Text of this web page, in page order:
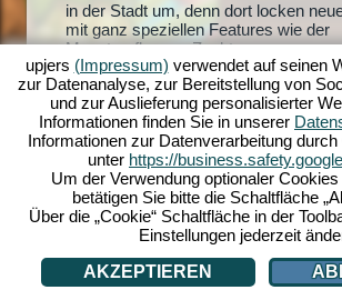
auch
in der Stadt um, denn dort locken
mit ganz speziellen Features wie der
Monsterpflanzen-Zucht...
upjers (Impressum) verwendet auf seinen
zur Datenanalyse, zur Bereitstellung von
und zur Auslieferung personalisierter
Informationen finden Sie in unserer
Informationen zur Datenverarbeitung
unter https://
Um der Verwendung optionaler
betätigen Sie bitte die Schaltfläche
Über die „Cookie“ Schaltfläche in der
Einstellungen jederzeit
AKZEPTIEREN